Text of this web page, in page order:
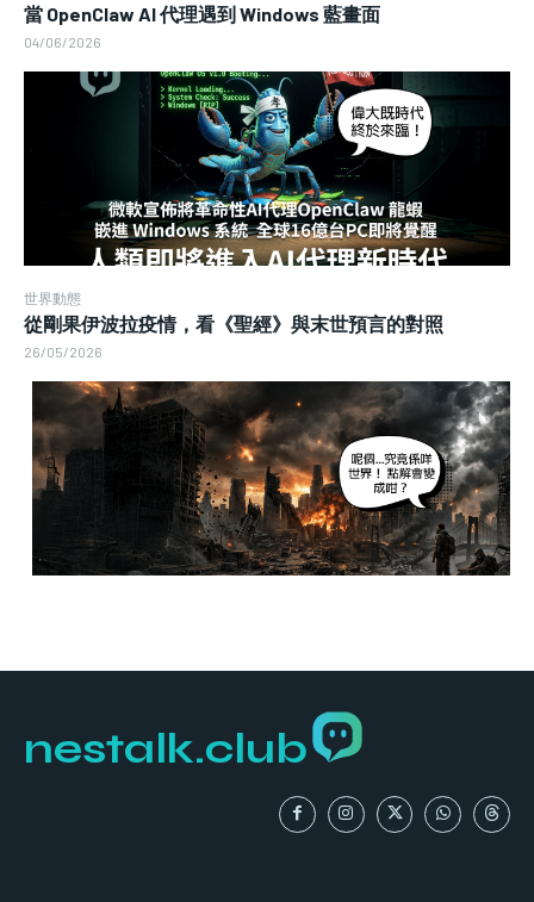
當 OpenClaw AI 代理遇到 Windows 藍畫面
04/06/2026
世界動態
從剛果伊波拉疫情，看《聖經》與末世預言的對照
26/05/2026
nestalk.club